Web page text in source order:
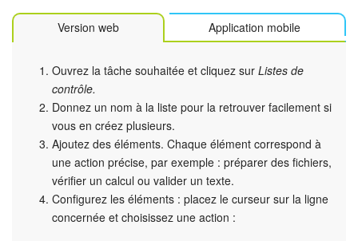
Signature électronique
Signature électronique pour les RH
Analytique
BI Builder
Automatisation
Processus d’entreprise
Version web Application mobile
Ouvrez la tâche souhaitée et cliquez sur Listes de
contrôle.
Donnez un nom à la liste pour la retrouver facilement si
vous en créez plusieurs.
Ajoutez des éléments. Chaque élément correspond à
une action précise, par exemple : préparer des fichiers,
vérifier un calcul ou valider un texte.
Configurez les éléments : placez le curseur sur la ligne
concernée et choisissez une action :